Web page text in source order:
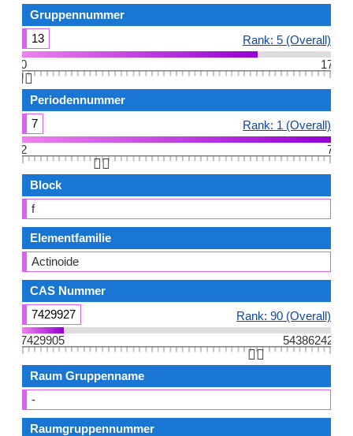
Gruppennummer
13
Rank: 5 (Overall)
0
17
👆🏻
Periodennummer
7
Rank: 1 (Overall)
2
7
👆🏻
Block
f
Elementfamilie
Actinoide
CAS Nummer
7429927
Rank: 90 (Overall)
7429905
54386242
👆🏻
Raum Gruppenname
-
Raumgruppennummer